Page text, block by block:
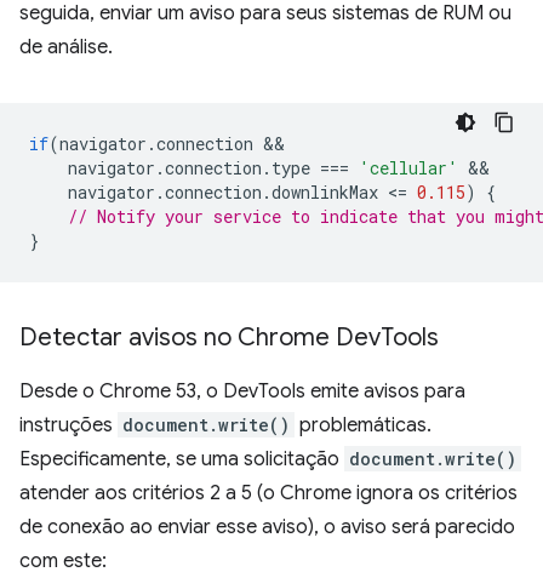
seguida, enviar um aviso para seus sistemas de RUM ou
de análise.
if(navigator .connection
navigator .connection . type === 'cellular'
navigator .connection .downlinkMax <= 0.115)
{
// Notify your service to indicate that you
}
Detectar avisos no Chrome DevTools
Desde o Chrome 53, o DevTools emite avisos para
instruções document.write() problemáticas.
Especificamente, se uma solicitação document.write()
atender aos critérios 2 a 5 (o Chrome ignora os critérios
de conexão ao enviar esse aviso), o aviso será parecido
com este: